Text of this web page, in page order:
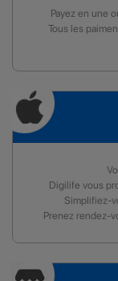
Payez en une
Tous les
Digilife vous
Simplifiez-
Prenez rendez-